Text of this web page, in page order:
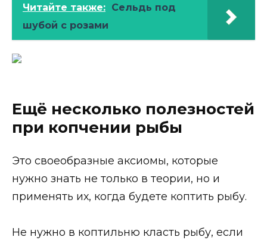
Читайте также: Сельдь под
шубой с розами
Ещё несколько полезностей
при копчении рыбы
Это своеобразные аксиомы, которые
нужно знать не только в теории, но и
применять их, когда будете коптить рыбу.
Не нужно в коптильню класть рыбу, если